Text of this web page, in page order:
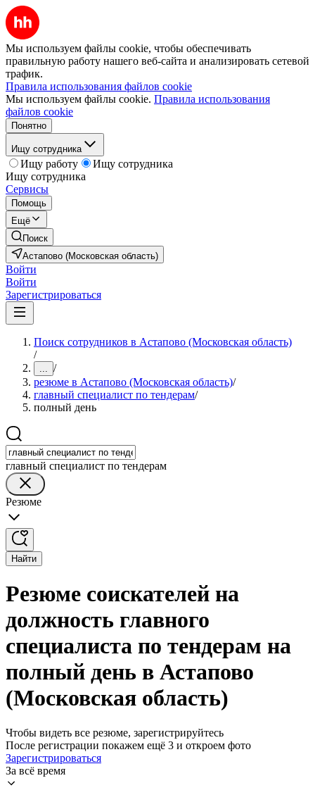
Мы используем файлы cookie, чтобы обеспечивать
правильную работу нашего веб-сайта и анализировать сетевой
трафик.
Правила использования файлов cookie
Мы используем файлы cookie. Правила использования
файлов cookie
Понятно
Ищу сотрудника
Ищу работу
Ищу сотрудника
Ищу сотрудника
Сервисы
Помощь
Ещё
Поиск
Астапово (Московская область)
Войти
Войти
Зарегистрироваться
Поиск сотрудников в Астапово (Московская область)
/
... /
резюме в Астапово (Московская область)/
главный специалист по тендерам/
полный день
главный специалист по тендерам
Резюме
Найти
Резюме соискателей на
должность главного
специалиста по тендерам на
полный день в Астапово
(Московская область)
Чтобы видеть все резюме, зарегистрируйтесь
После регистрации покажем ещё 3 и откроем фото
Зарегистрироваться
За всё время